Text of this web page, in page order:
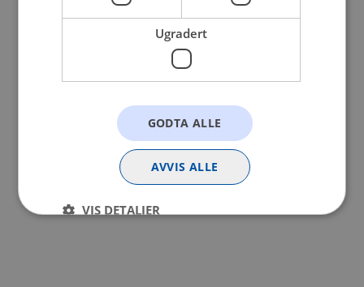
Ugradert
GODTA ALLE
AVVIS ALLE
VIS DETALJER